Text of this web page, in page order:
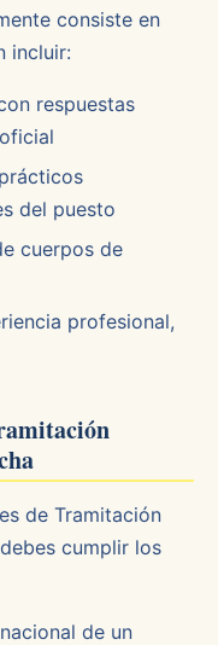
consiste en
incluir:
respuestas
del puesto
cuerpos de
profesional,
de Tramitación
cumplir los
de un